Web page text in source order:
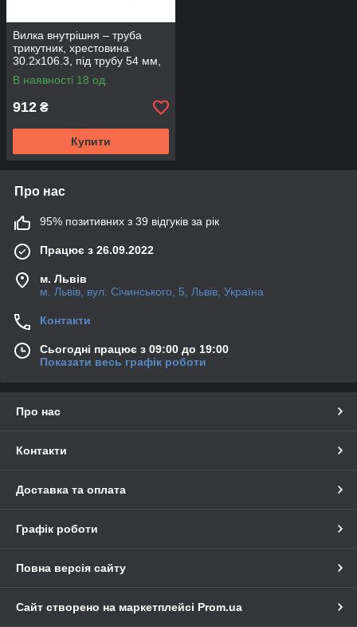
Вилка внутрішня – труба
трикутник, хрестовина
30.2х106.3, під трубу 54 мм,
(YT30106-544)
В наявності 18 од.
912 ₴
Купити
Про нас
95% позитивних з 39 відгуків за рік
Працює з 26.09.2022
м. Львів
м. Львів, вул. Січинського, 5, Львів, Україна
Контакти
Сьогодні працює з 09:00 до 19:00
Показати весь графік роботи
Про нас
Контакти
Доставка та оплата
Графік роботи
Повна версія сайту
Сайт створено на маркетплейсі Prom.ua